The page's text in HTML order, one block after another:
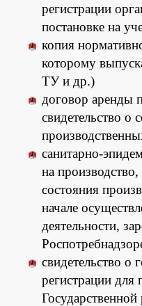
регистрации
постановке на
копия
которому
ТУ и др.)
договор аренды
свидетельство о
санитарно-
на
состояния
начале
деятельности,
свидетельство о
регистрации
Государственной